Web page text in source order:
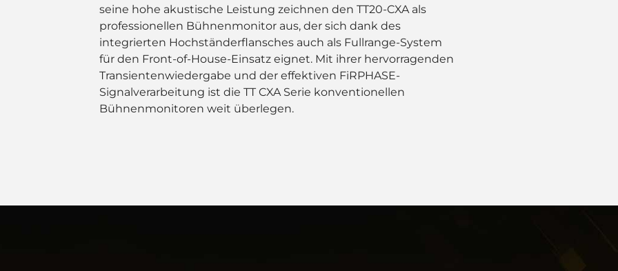
seine hohe akustische Leistung zeichnen den TT20-CXA als
professionellen Bühnenmonitor aus, der sich dank des
integrierten Hochständerflansches auch als Fullrange-System
für den Front-of-House-Einsatz eignet. Mit ihrer hervorragenden
Transientenwiedergabe und der effektiven FiRPHASE-
Signalverarbeitung ist die TT CXA Serie konventionellen
Bühnenmonitoren weit überlegen.